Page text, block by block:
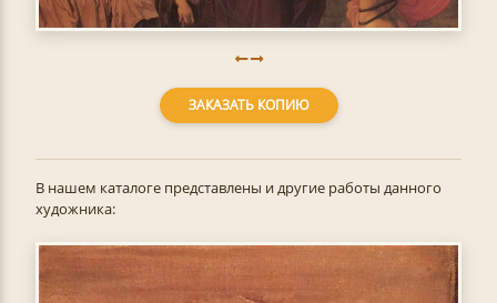
ЗАКАЗАТЬ КОПИЮ
В нашем каталоге представлены и другие работы данного
художника: